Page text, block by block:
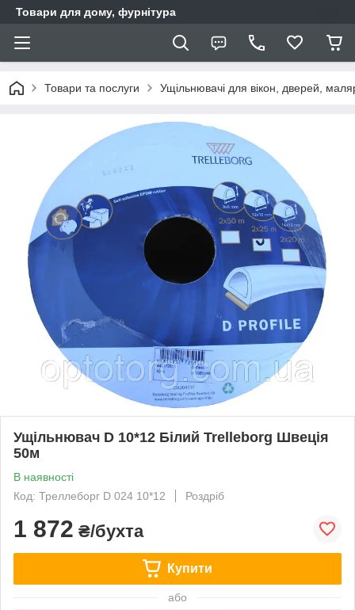
Товари для дому, фурнітура
Товари та послуги Ущільнювачі для вікон, дверей,
Ущільнювач D 10*12 Білий Trelleborg Швеція
50м
В наявності
Код: Треллеборг D 024 10*12
Роздріб
1 872 ₴/бухта
Купити
або